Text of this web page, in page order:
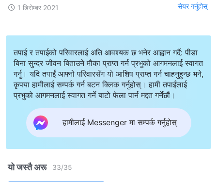
1 डिसेम्बर 2021 सेयर गर्नुहोस्
तपाई र तपाईको परिवारलाई अति आवश्यक छ भनेर आह्वान गर्दै: पीडा
बिना सुन्दर जीवन बिताउने मौका प्राप्त गर्न प्रभुको आगमनलाई स्वागत
गर्नु। यदि तपाईं आफ्नो परिवारसँग यो आशिष प्राप्त गर्न चाहनुहुन्छ भने,
कृपया हामीलाई सम्पर्क गर्न बटन क्लिक गर्नुहोस्। हामी तपाईंलाई
प्रभुको आगमनलाई स्वागत गर्ने बाटो फेला पार्न मद्दत गर्नेछौं।
हामीलाई Messenger मा सम्पर्क गर्नुहोस्
यो जस्तै अरू 33/35